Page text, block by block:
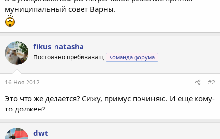
муниципальный совет Варны.
fikus_natasha
Постоянно пребиваващ Команда форума
16 Ноя 2012 #2
Это что же делается? Сижу, примус починяю. И еще кому-
то должен?
dwt